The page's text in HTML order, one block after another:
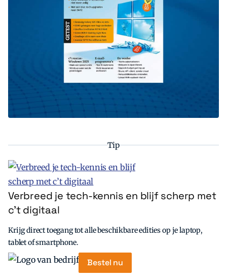
Tip
Verbreed je tech-kennis en blijf scherp met
c’t digitaal
Krijg direct toegang tot alle beschikbare edities op je laptop,
tablet of smartphone.
Bestel nu